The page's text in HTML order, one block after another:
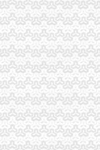
目惊心-保险频道-和讯
送到家-食品商务网
片新闻-湖北省地方
一流|纳税户|试点_凤凰
公司公开转让说明书
示保险公司罚单排行
流-搜狐滚动
建账建制和纳税问题
建账建制和纳税问题